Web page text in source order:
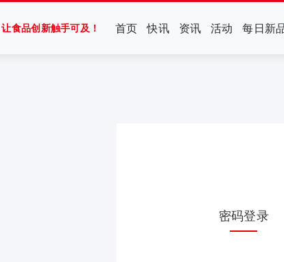
让食品创新触手可及！ 首页 快讯 资讯 活动 每日新
密码登录